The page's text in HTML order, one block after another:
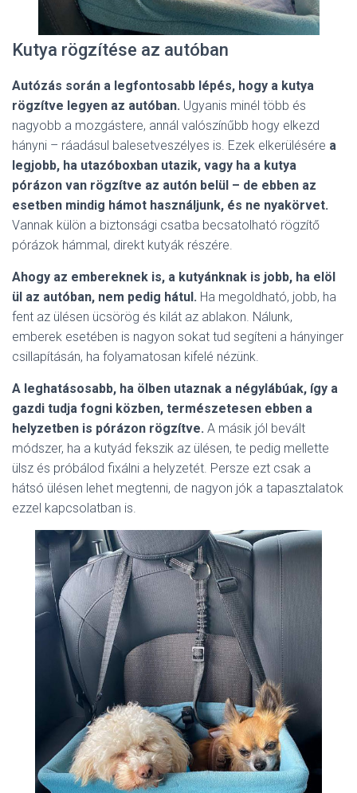
Kutya rögzítése az autóban
Autózás során a legfontosabb lépés, hogy a kutya
rögzítve legyen az autóban. Ugyanis minél több és
nagyobb a mozgástere, annál valószínűbb hogy elkezd
hányni – ráadásul balesetveszélyes is. Ezek elkerülésére a
legjobb, ha utazóboxban utazik, vagy ha a kutya
pórázon van rögzítve az autón belül – de ebben az
esetben mindig hámot használjunk, és ne nyakörvet.
Vannak külön a biztonsági csatba becsatolható rögzítő
pórázok hámmal, direkt kutyák részére.
Ahogy az embereknek is, a kutyánknak is jobb, ha elöl
ül az autóban, nem pedig hátul. Ha megoldható, jobb, ha
fent az ülésen ücsörög és kilát az ablakon. Nálunk,
emberek esetében is nagyon sokat tud segíteni a hányinger
csillapításán, ha folyamatosan kifelé nézünk.
A leghatásosabb, ha ölben utaznak a négylábúak, így a
gazdi tudja fogni közben, természetesen ebben a
helyzetben is pórázon rögzítve. A másik jól bevált
módszer, ha a kutyád fekszik az ülésen, te pedig mellette
ülsz és próbálod fixálni a helyzetét. Persze ezt csak a
hátsó ülésen lehet megtenni, de nagyon jók a tapasztalatok
ezzel kapcsolatban is.